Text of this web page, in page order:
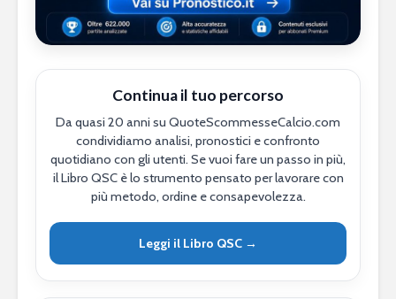
Continua il tuo percorso
Da quasi 20 anni su QuoteScommesseCalcio.com
condividiamo analisi, pronostici e confronto
quotidiano con gli utenti. Se vuoi fare un passo in più,
il Libro QSC è lo strumento pensato per lavorare con
più metodo, ordine e consapevolezza.
Leggi il Libro QSC →